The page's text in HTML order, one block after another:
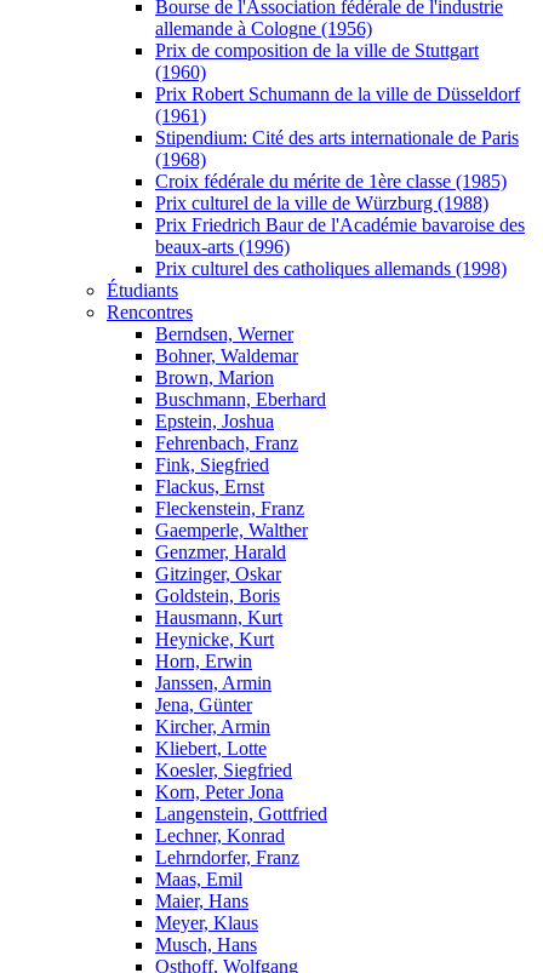
Bourse de l'Association fédérale de l'industrie
allemande à Cologne (1956)
Prix de composition de la ville de Stuttgart
(1960)
Prix Robert Schumann de la ville de Düsseldorf
(1961)
Stipendium: Cité des arts internationale de Paris
(1968)
Croix fédérale du mérite de 1ère classe (1985)
Prix culturel de la ville de Würzburg (1988)
Prix Friedrich Baur de l'Académie bavaroise des
beaux-arts (1996)
Prix culturel des catholiques allemands (1998)
Étudiants
Rencontres
Berndsen, Werner
Bohner, Waldemar
Brown, Marion
Buschmann, Eberhard
Epstein, Joshua
Fehrenbach, Franz
Fink, Siegfried
Flackus, Ernst
Fleckenstein, Franz
Gaemperle, Walther
Genzmer, Harald
Gitzinger, Oskar
Goldstein, Boris
Hausmann, Kurt
Heynicke, Kurt
Horn, Erwin
Janssen, Armin
Jena, Günter
Kircher, Armin
Kliebert, Lotte
Koesler, Siegfried
Korn, Peter Jona
Langenstein, Gottfried
Lechner, Konrad
Lehrndorfer, Franz
Maas, Emil
Maier, Hans
Meyer, Klaus
Musch, Hans
Osthoff, Wolfgang